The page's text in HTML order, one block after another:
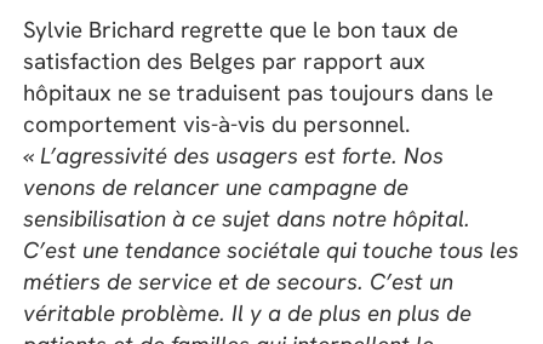
Sylvie Brichard regrette que le bon taux de
satisfaction des Belges par rapport aux
hôpitaux ne se traduisent pas toujours dans le
comportement vis-à-vis du personnel.
« L’agressivité des usagers est forte. Nos
venons de relancer une campagne de
sensibilisation à ce sujet dans notre hôpital.
C’est unetendance sociétale qui touche tous les
métiers de service et de secours. C’est un
véritable problème. Il y a de plus en plus de